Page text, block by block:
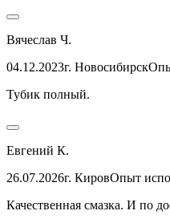
Вячеслав Ч.
04.12.2023г. Новосибирск
Тубик полный.
Евгений К.
26.07.2026г. КировОпыт
Качественная смазка. И по